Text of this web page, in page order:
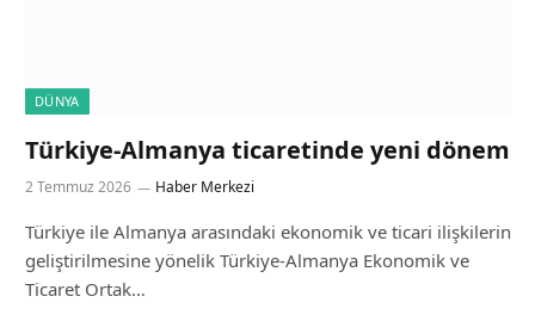
DÜNYA
Türkiye-Almanya ticaretinde yeni dönem
2 Temmuz 2026 Haber Merkezi
Türkiye ile Almanya arasındaki ekonomik ve ticari ilişkilerin
geliştirilmesine yönelik Türkiye-Almanya Ekonomik ve
Ticaret Ortak…